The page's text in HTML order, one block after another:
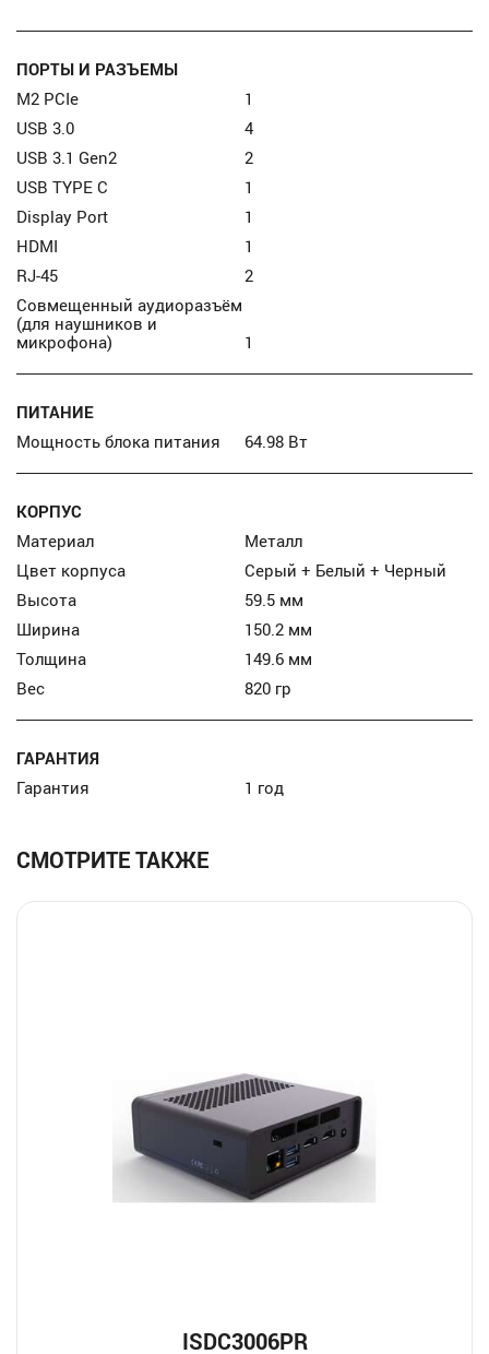
ПОРТЫ И РАЗЪЕМЫ
M2 PCIe
1
USB 3.0
4
USB 3.1 Gen2
2
USB TYPE C
1
Display Port
1
HDMI
1
RJ-45
2
Совмещенный аудиоразъём
(для наушников и
микрофона)
1
ПИТАНИЕ
Мощность блока питания
64.98 Вт
КОРПУС
Материал
Металл
Цвет корпуса
Серый + Белый + Черный
Высота
59.5 мм
Ширина
150.2 мм
Толщина
149.6 мм
Вес
820 гр
ГАРАНТИЯ
Гарантия
1 год
СМОТРИТЕ ТАКЖЕ
ISDC3006PR